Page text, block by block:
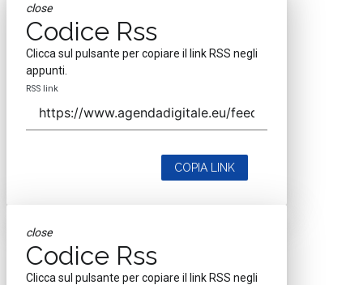
close
Codice Rss
Clicca sul pulsante per copiare il link RSS negli
appunti.
RSS link
COPIA LINK
close
Codice Rss
Clicca sul pulsante per copiare il link RSS negli